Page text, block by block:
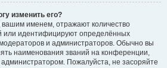
изменить его?
именем, отражают количество
или идентифицируют определённых
и администраторов. Обычно вы
наименования званий на конференции,
администратором. Пожалуйста, не засоряйте